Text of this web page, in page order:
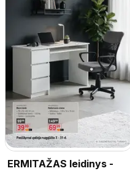
ERMITAŽAS leidinys -